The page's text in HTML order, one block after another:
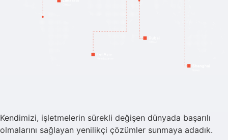
Kendimizi, işletmelerin sürekli değişen dünyada başarılı
olmalarını sağlayan yenilikçi çözümler sunmaya adadık.